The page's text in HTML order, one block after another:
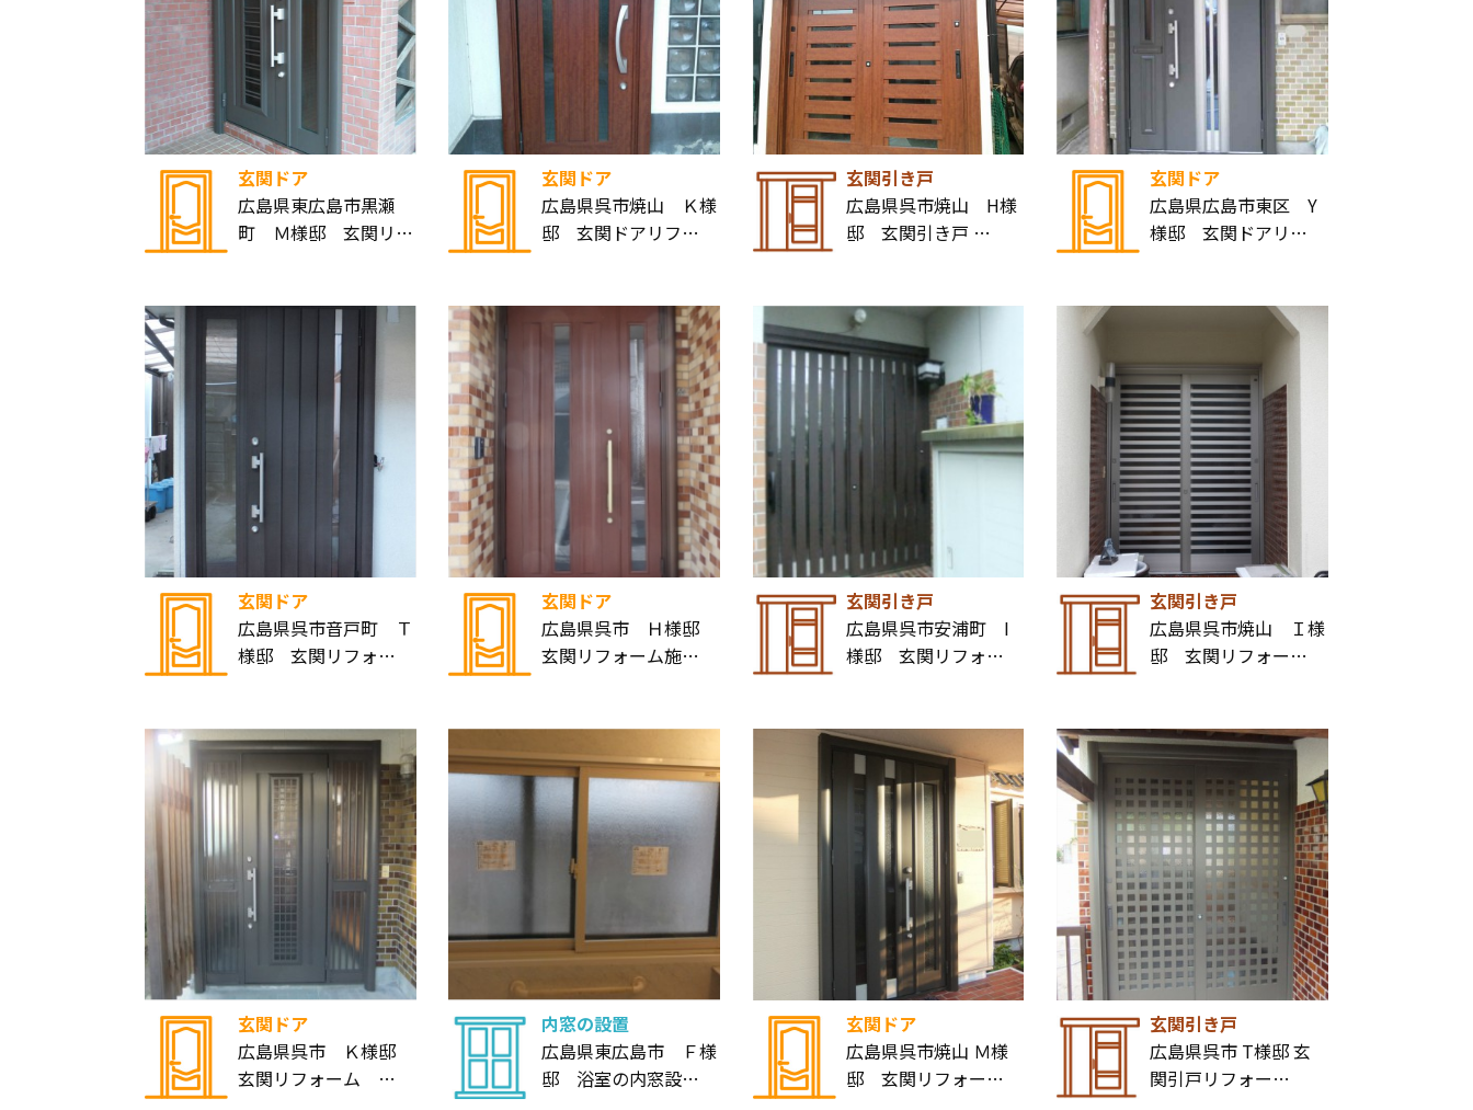
玄関ドア
広島県東広島市黒瀬
町 Ｍ様邸 玄関リ…
玄関ドア
広島県呉市焼山 Ｋ様
邸 玄関ドアリフ…
玄関引き戸
広島県呉市焼山 H様
邸 玄関引き戸 …
玄関ドア
広島県広島市東区 Y
様邸 玄関ドアリ…
玄関ドア
広島県呉市音戸町 Ｔ
様邸 玄関リフォ…
玄関ドア
広島県呉市 Ｈ様邸
玄関リフォーム施…
玄関引き戸
広島県呉市安浦町 I
様邸 玄関リフォ…
玄関引き戸
広島県呉市焼山 Ｉ様
邸 玄関リフォー…
玄関ドア
広島県呉市 Ｋ様邸
玄関リフォーム …
内窓の設置
広島県東広島市 Ｆ様
邸 浴室の内窓設…
玄関ドア
広島県呉市焼山 Ｍ様
邸 玄関リフォー…
玄関引き戸
広島県呉市 T様邸 玄
関引戸リフォー…